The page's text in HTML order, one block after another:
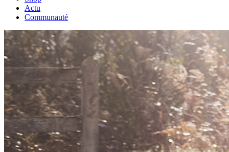
Actu
Communauté